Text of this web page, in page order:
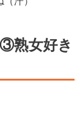
熟女好き